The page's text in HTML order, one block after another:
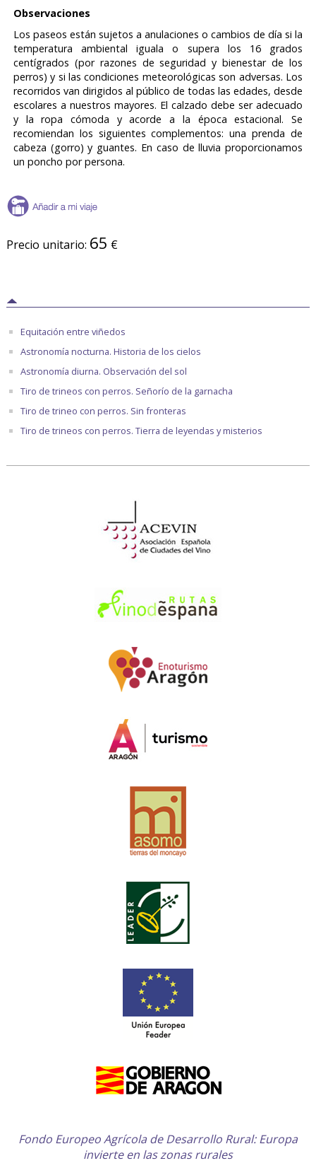
Observaciones
Los paseos están sujetos a anulaciones o cambios de día si la
temperatura ambiental iguala o supera los 16 grados
centígrados (por razones de seguridad y bienestar de los
perros) y si las condiciones meteorológicas son adversas. Los
recorridos van dirigidos al público de todas las edades, desde
escolares a nuestros mayores. El calzado debe ser adecuado
y la ropa cómoda y acorde a la época estacional. Se
recomiendan los siguientes complementos: una prenda de
cabeza (gorro) y guantes. En caso de lluvia proporcionamos
un poncho por persona.
Precio unitario: 65 €
Equitación entre viñedos
Astronomía nocturna. Historia de los cielos
Astronomía diurna. Observación del sol
Tiro de trineos con perros. Señorío de la garnacha
Tiro de trineo con perros. Sin fronteras
Tiro de trineos con perros. Tierra de leyendas y misterios
Fondo Europeo Agrícola de Desarrollo Rural: Europa
invierte en las zonas rurales